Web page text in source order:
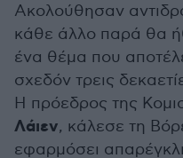
Ακολούθησαν
κάθε άλλο παρά θα
ένα θέμα που
σχεδόν τρεις
Η πρόεδρος της
Λάιεν, κάλεσε τη
εφαρμόσει